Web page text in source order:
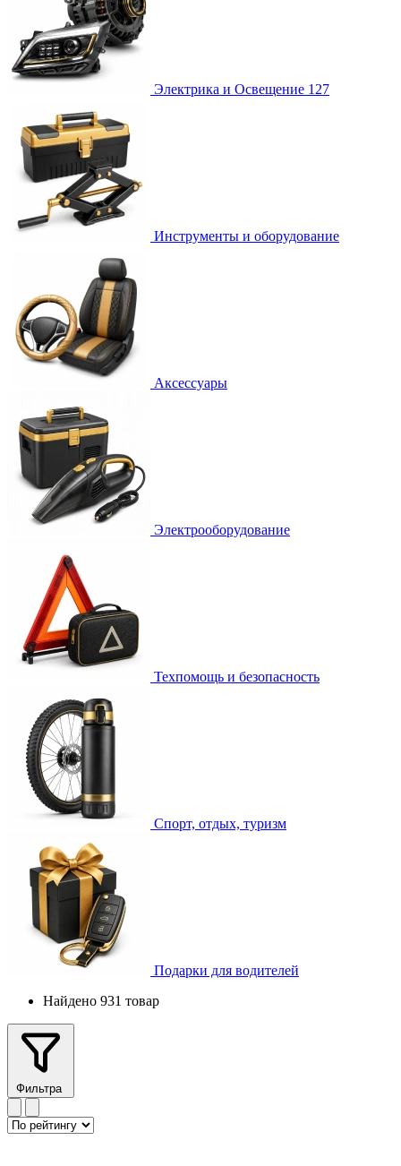
Электрика и Освещение 127
Инструменты и оборудование
Аксессуары
Электрооборудование
Техпомощь и безопасность
Спорт, отдых, туризм
Подарки для водителей
Найдено 931 товар
Фильтра